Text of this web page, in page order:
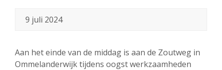
9 juli 2024
Aan het einde van de middag is aan de Zoutweg in
Ommelanderwijk tijdens oogst werkzaamheden